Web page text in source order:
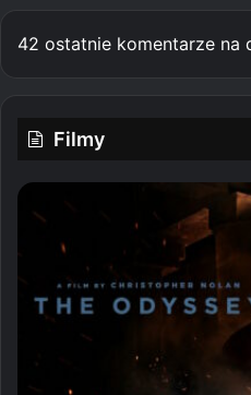
42 ostatnie komentarze na
Filmy